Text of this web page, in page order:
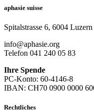
aphasie suisse
Spitalstrasse 6, 6004 Luzern
info@aphasie.org
Telefon 041 240 05 83
Ihre Spende
PC-Konto: 60-4146-8
IBAN: CH70 0900 0000
Rechtliches